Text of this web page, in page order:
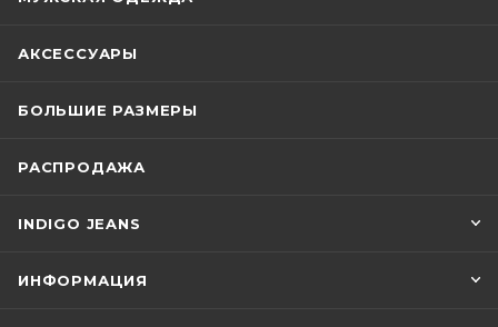
АКСЕССУАРЫ
БОЛЬШИЕ РАЗМЕРЫ
РАСПРОДАЖА
INDIGO JEANS
ИНФОРМАЦИЯ